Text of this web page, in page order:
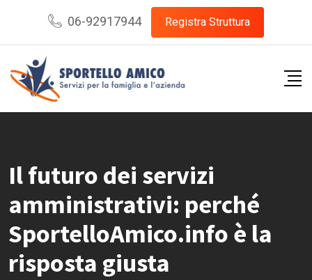
content
06-92917944 Registra Struttura
Il futuro dei servizi
amministrativi: perché
SportelloAmico.info è la
risposta giusta